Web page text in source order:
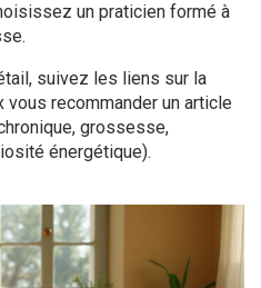
un praticien formé à
suivez les liens sur la
vous recommander un article
grossesse,
énergétique).